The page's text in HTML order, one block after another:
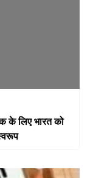
के लिए भारत को